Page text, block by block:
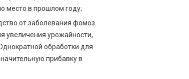
место в прошлом году;
от заболевания фомоз.
увеличения урожайности,
обработки для
прибавку в